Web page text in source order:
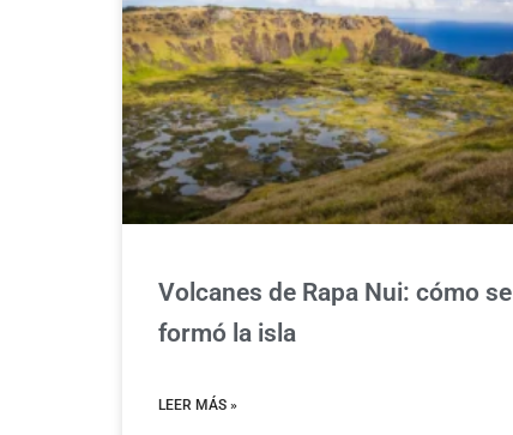
Volcanes de Rapa Nui: cómo se
formó la isla
LEER MÁS »